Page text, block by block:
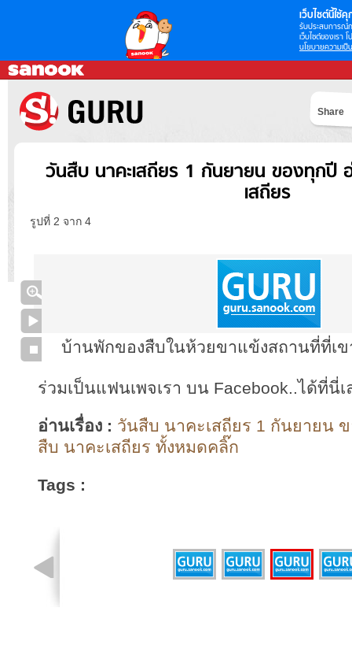
เว็บไซต์นี้ใช้คุ
รับประสบการณ์
เว็บไซต์ของเรา
นโยบายความเป็
Share
วันสืบ นาคะเสถียร 1 กันยายน ของทุกปี
เสถียร
รูปที่ 2 จาก 4
บ้านพักของสืบในห้วยขาแข้งสถานที่ที่เข
ร่วมเป็นแฟนเพจเรา บน Facebook..ได้ที่นี่เ
อ่านเรื่อง : วันสืบ นาคะเสถียร 1 กันยายน
สืบ นาคะเสถียร ทั้งหมดคลิ๊ก
Tags :